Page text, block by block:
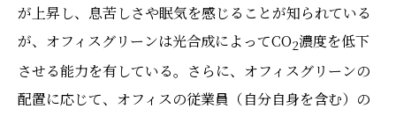
が上昇し、息苦しさや眠気を感じることが知られている
が、オフィスグリーンは光合成によってCO2濃度を低下
させる能力を有している。さらに、オフィスグリーンの
配置に応じて、オフィスの従業員（自分自身を含む）の